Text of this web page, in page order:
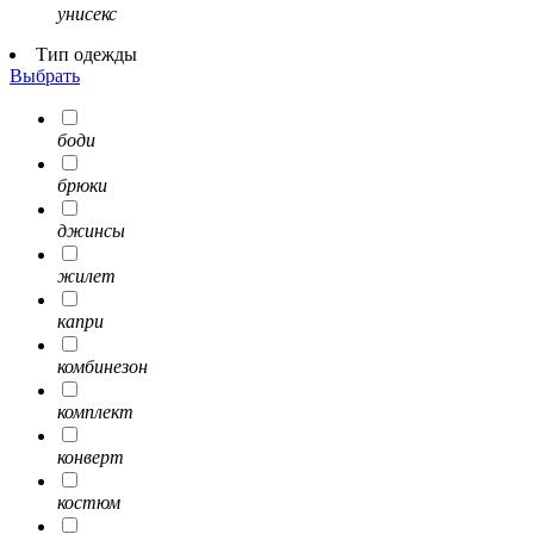
унисекс
Тип одежды
Выбрать
боди
брюки
джинсы
жилет
капри
комбинезон
комплект
конверт
костюм